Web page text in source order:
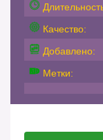
Качество:
Добавлено:
Метки: